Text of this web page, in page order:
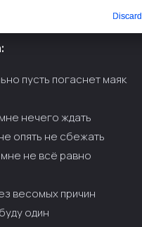
пусть погаснет маяк
нечего ждать
опять не сбежать
не всё равно
весомых причин
один
Discard